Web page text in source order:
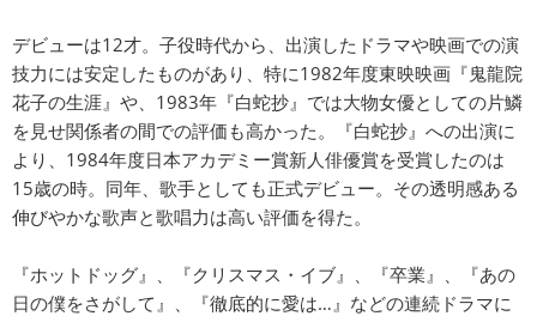
デビューは12才。子役時代から、出演したドラマや映画での演
技力には安定したものがあり、特に1982年度東映映画『鬼龍院
花子の生涯』や、1983年『白蛇抄』では大物女優としての片鱗
を見せ関係者の間での評価も高かった。『白蛇抄』への出演に
より、1984年度日本アカデミー賞新人俳優賞を受賞したのは
15歳の時。同年、歌手としても正式デビュー。その透明感ある
伸びやかな歌声と歌唱力は高い評価を得た。
『ホットドッグ』、『クリスマス・イブ』、『卒業』、『あの
日の僕をさがして』、『徹底的に愛は…』などの連続ドラマに